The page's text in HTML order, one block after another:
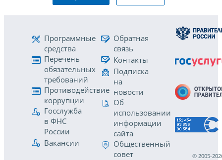
Программные
средства
Перечень
обязательных
требований
Противодействие
коррупции
Госслужба
в ФНС
России
Вакансии
Обратная
связь
Контакты
Подписка
на
новости
Об
использовании
информации
сайта
Общественный
совет
© 2005-